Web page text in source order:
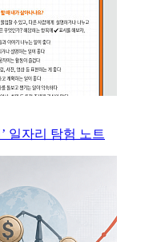
일자리 탐험 노트